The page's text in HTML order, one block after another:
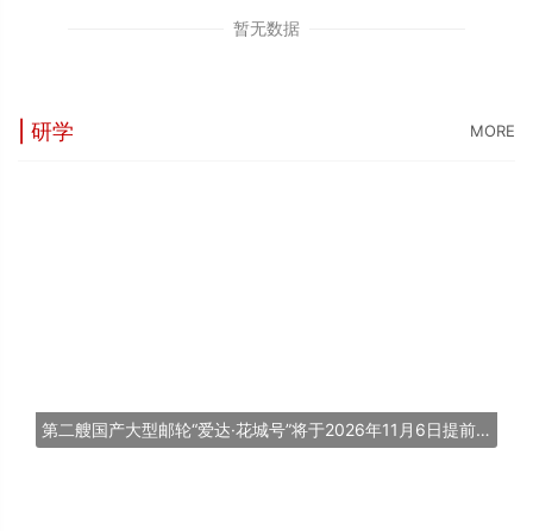
暂无数据
| 研学 MORE
第二艘国产大型邮轮“爱达·花城号”将于2026年11月6日提前交付